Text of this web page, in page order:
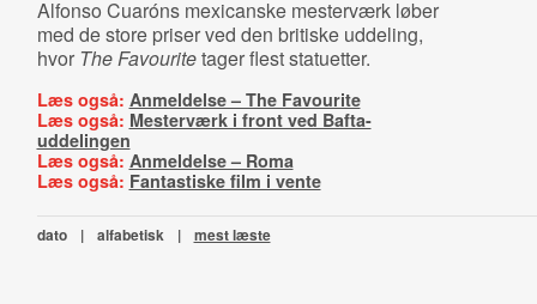
Alfonso Cuaróns mexicanske mesterværk løber
med de store priser ved den britiske uddeling,
hvor The Favouritetager flest statuetter.
Læs også: Anmeldelse – The Favourite
Læs også: Mesterværk i front ved Bafta-
uddelingen
Læs også: Anmeldelse – Roma
Læs også: Fantastiske film i vente
dato | alfabetisk | mest læste